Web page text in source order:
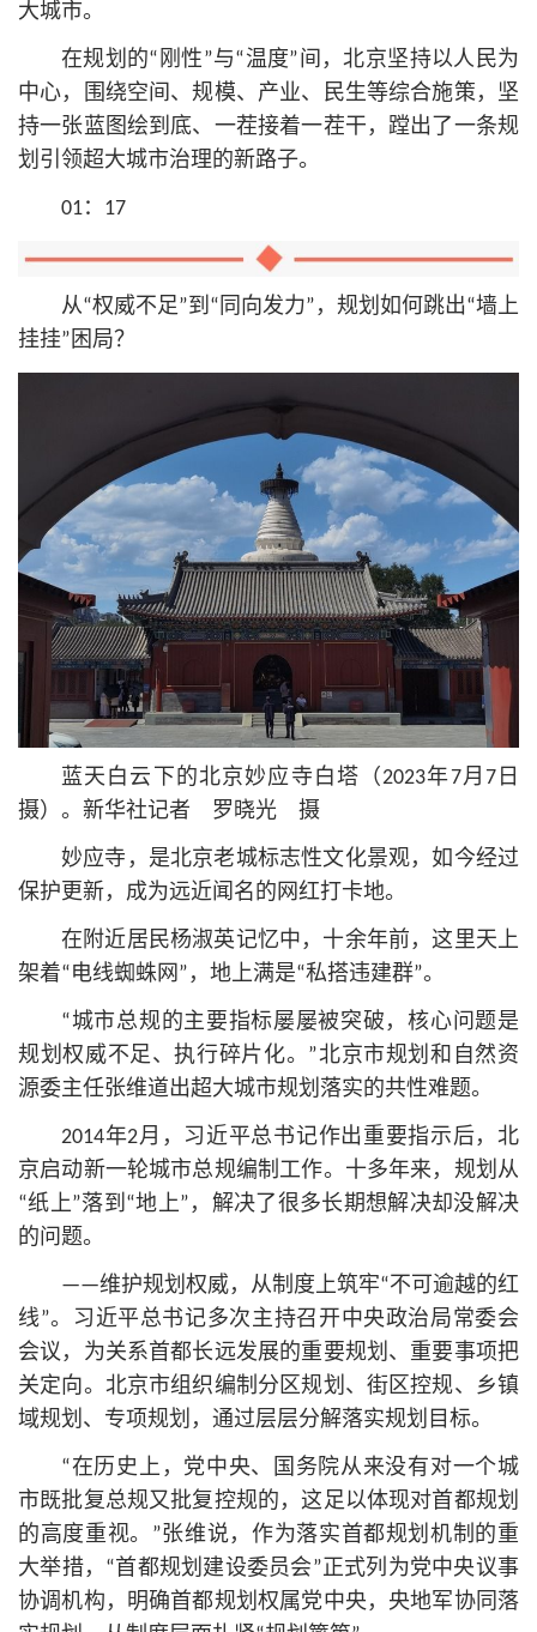
大城市。
在规划的“刚性”与“温度”间，北京坚持以人民为
中心，围绕空间、规模、产业、民生等综合施策，坚
持一张蓝图绘到底、一茬接着一茬干，蹚出了一条规
划引领超大城市治理的新路子。
01：17
从“权威不足”到“同向发力”，规划如何跳出“墙上
挂挂”困局？
蓝天白云下的北京妙应寺白塔（2023年7月7日
摄）。新华社记者 罗晓光 摄
妙应寺，是北京老城标志性文化景观，如今经过
保护更新，成为远近闻名的网红打卡地。
在附近居民杨淑英记忆中，十余年前，这里天上
架着“电线蜘蛛网”，地上满是“私搭违建群”。
“城市总规的主要指标屡屡被突破，核心问题是
规划权威不足、执行碎片化。”北京市规划和自然资
源委主任张维道出超大城市规划落实的共性难题。
2014年2月，习近平总书记作出重要指示后，北
京启动新一轮城市总规编制工作。十多年来，规划从
“纸上”落到“地上”，解决了很多长期想解决却没解决
的问题。
——维护规划权威，从制度上筑牢“不可逾越的红
线”。习近平总书记多次主持召开中央政治局常委会
会议，为关系首都长远发展的重要规划、重要事项把
关定向。北京市组织编制分区规划、街区控规、乡镇
域规划、专项规划，通过层层分解落实规划目标。
“在历史上，党中央、国务院从来没有对一个城
市既批复总规又批复控规的，这足以体现对首都规划
的高度重视。”张维说，作为落实首都规划机制的重
大举措，“首都规划建设委员会”正式列为党中央议事
协调机构，明确首都规划权属党中央，央地军协同落